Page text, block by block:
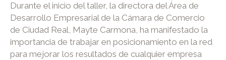
Durante el inicio del taller, la directora del Área de
Desarrollo Empresarial de la Cámara de Comercio
de Ciudad Real, Mayte Carmona, ha manifestado la
importancia de trabajar en posicionamiento en la red
para mejorar los resultados de cualquier empresa